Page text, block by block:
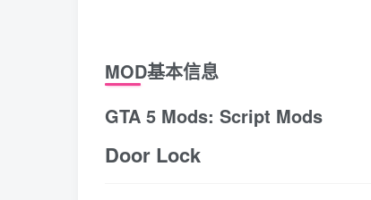
MOD基本信息
GTA 5 Mods: Script Mods
Door Lock